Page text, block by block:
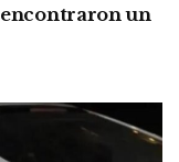
encontraron un